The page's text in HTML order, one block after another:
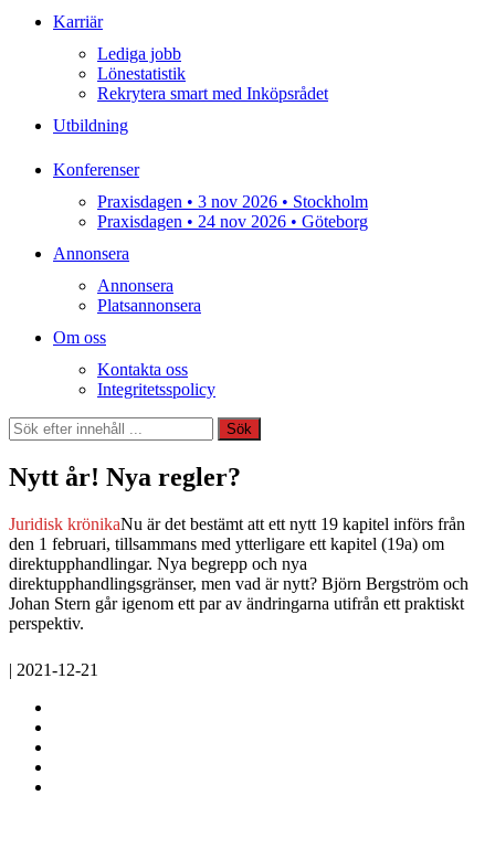
Karriär
Lediga jobb
Lönestatistik
Rekrytera smart med Inköpsrådet
Utbildning
Konferenser
Praxisdagen • 3 nov 2026 • Stockholm
Praxisdagen • 24 nov 2026 • Göteborg
Annonsera
Annonsera
Platsannonsera
Om oss
Kontakta oss
Integritetsspolicy
Sök
Sök
Nytt år! Nya regler?
Juridisk krönikaNu är det bestämt att ett nytt 19 kapitel införs från
den 1 februari, tillsammans med ytterligare ett kapitel (19a) om
direktupphandlingar. Nya begrepp och nya
direktupphandlingsgränser, men vad är nytt? Björn Bergström och
Johan Stern går igenom ett par av ändringarna utifrån ett praktiskt
perspektiv.
| 2021-12-21